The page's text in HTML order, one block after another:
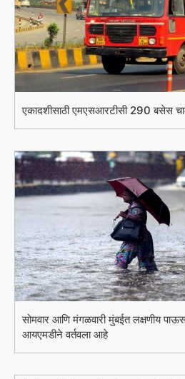
एकादशीसाठी एमएसआरटीसी 290 बसेस
सोमवार आणि मंगळवारी मुंबईत लक्षणीय
आयएमडीने वर्तवला आहे